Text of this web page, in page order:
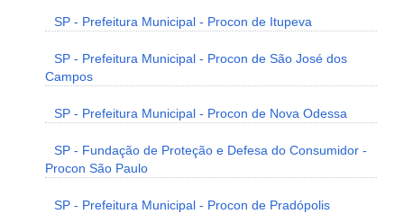
SP - Prefeitura Municipal - Procon de Itupeva
SP - Prefeitura Municipal - Procon de São José dos
Campos
SP - Prefeitura Municipal - Procon de Nova Odessa
SP - Fundação de Proteção e Defesa do Consumidor -
Procon São Paulo
SP - Prefeitura Municipal - Procon de Pradópolis